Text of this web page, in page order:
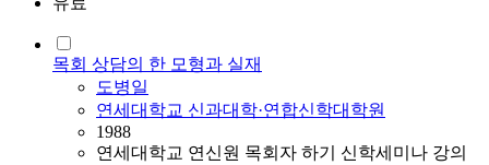
목회 상담의 한 모형과 실재
도병일
연세대학교 신과대학·연합신학대학원
1988
연세대학교 연신원 목회자 하기 신학세미나 강의